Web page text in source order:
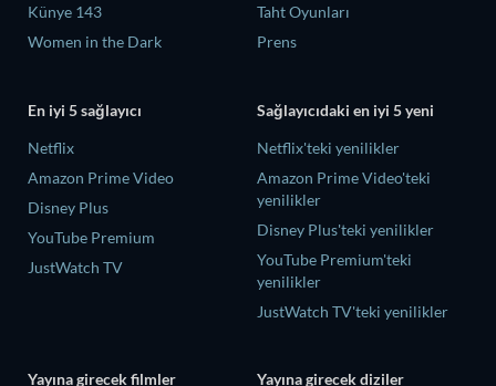
Künye 143
Women in the Dark
Taht Oyunları
Prens
En iyi 5 sağlayıcı
Netflix
Amazon Prime Video
Disney Plus
YouTube Premium
JustWatch TV
Sağlayıcıdaki en iyi 5 yeni
Netflix'teki yenilikler
Amazon Prime Video'teki
yenilikler
Disney Plus'teki yenilikler
YouTube Premium'teki
yenilikler
JustWatch TV'teki yenilikler
Yayına girecek filmler Yayına girecek diziler